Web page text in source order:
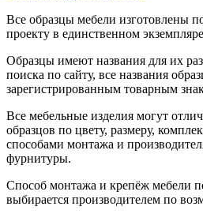
Все образцы мебели изготовлены
проекту в единственном
Образцы имеют названия для их
поиска по сайту, все названия
зарегистрированным товарным
Все мебельные изделия могут
образцов по цвету, размеру,
способами монтажа и
фурнитуры.
Способ монтажа и крепёж мебели
выбирается производителем по